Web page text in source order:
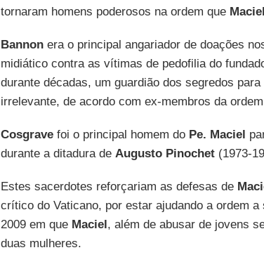
tornaram homens poderosos na ordem que Maciel
Bannonera o principal angariador de doações
midiático contra as vítimas de pedofilia do
durante décadas, um guardião dos segredos
irrelevante, de acordo com ex-membros da
Cosgravefoi o principal homem do Pe. Maciel
durante a ditadura de Augusto Pinochet(1973-
Estes sacerdotes reforçariam as defesas de
crítico do Vaticano, por estar ajudando a ordem
2009 em que Maciel, além de abusar de jovens
duas mulheres.